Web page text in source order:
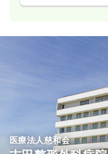
医療法人慈和会